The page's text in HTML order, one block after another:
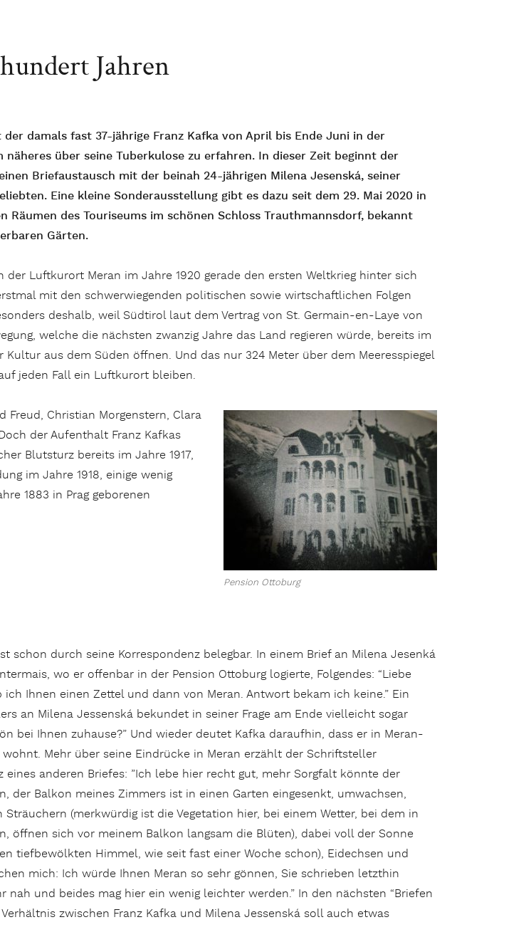
Jahren
damals fast 37-jährige Franz Kafka von April bis Ende Juni in der
näheres über seine Tuberkulose zu erfahren. In dieser Zeit beginnt der
Briefaustausch mit der beinah 24-jährigen Milena Jesenská, seiner
Eine kleine Sonderausstellung gibt es dazu seit dem 29. Mai 2020 in
Räumen des Touriseums im schönen Schloss Trauthmannsdorf, bekannt
Gärten.
der Luftkurort Meran im Jahre 1920 gerade den ersten Weltkrieg hinter sich
mit den schwerwiegenden politischen sowie wirtschaftlichen Folgen
deshalb, weil Südtirol laut dem Vertrag von St. Germain-en-Laye von
welche die nächsten zwanzig Jahre das Land regieren würde, bereits im
aus dem Süden öffnen. Und das nur 324 Meter über dem Meeresspiegel
jeden Fall ein Luftkurort bleiben.
Pension Ottoburg
Christian Morgenstern, Clara
der Aufenthalt Franz Kafkas
Blutsturz bereits im Jahre 1917,
im Jahre 1918, einige wenig
1883 in Prag geborenen
schon durch seine Korrespondenz belegbar. In einem Brief an Milena Jesenká
wo er offenbar in der Pension Ottoburg logierte, Folgendes: “Liebe
ich Ihnen einen Zettel und dann von Meran. Antwort bekam ich keine.” Ein
an Milena Jessenská bekundet in seiner Frage am Ende vielleicht sogar
bei Ihnen zuhause?” Und wieder deutet Kafka daraufhin, dass er in Meran-
Mehr über seine Eindrücke in Meran erzählt der Schriftsteller
eines anderen Briefes: ”Ich lebe hier recht gut, mehr Sorgfalt könnte der
der Balkon meines Zimmers ist in einen Garten eingesenkt, umwachsen,
(merkwürdig ist die Vegetation hier, bei einem Wetter, bei dem in
öffnen sich vor meinem Balkon langsam die Blüten), dabei voll der Sonne
tiefbewölkten Himmel, wie seit fast einer Woche schon), Eidechsen und
mich: Ich würde Ihnen Meran so sehr gönnen, Sie schrieben letzthin
und beides mag hier ein wenig leichter werden.” In den nächsten “Briefen
zwischen Franz Kafka und Milena Jessenská soll auch etwas